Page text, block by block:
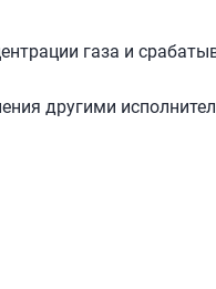
газа и
другими